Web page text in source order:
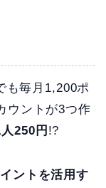
も毎月1,200ポ
ウントが3つ作
250円 !?
ントを活用す